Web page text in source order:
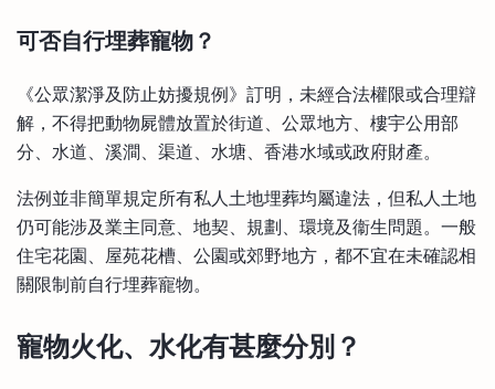
可否自行埋葬寵物？
《公眾潔淨及防止妨擾規例》訂明，未經合法權限或合理辯
解，不得把動物屍體放置於街道、公眾地方、樓宇公用部
分、水道、溪澗、渠道、水塘、香港水域或政府財產。
法例並非簡單規定所有私人土地埋葬均屬違法，但私人土地
仍可能涉及業主同意、地契、規劃、環境及衞生問題。一般
住宅花園、屋苑花槽、公園或郊野地方，都不宜在未確認相
關限制前自行埋葬寵物。
寵物火化、水化有甚麼分別？